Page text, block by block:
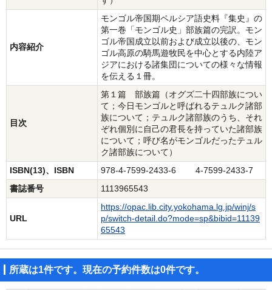
内容紹介
モンゴル帝国期ペルシア語史料『集史』の
第一巻「モンゴル史」部族篇の完訳。モン
ゴル帝国成立以前および成立以後の、モン
ゴル高原の騎馬遊牧民を中心とする内陸ア
ジアにおける諸集団についての様々な情報
を伝える１冊。
目次
第１篇 部族篇（オグズ二十四部族につい
て；今日モンゴルと呼ばれるテュルク諸部
族について；テュルク諸部族のうち、それ
ぞれ個別に自己の君長を持っていた諸部族
について；呼び名がモンゴルだったテュル
ク諸部族について）
ISBN(13)、ISBN
978-4-7599-2433-6 4-7599-2433-7
書誌番号
1113965543
URL
https://opac.lib.city.yokohama.lg.jp/winj/s
p/switch-detail.do?mode=sp&bibid=11139
65543
所蔵は1件です。現在の予約件数は0件です。